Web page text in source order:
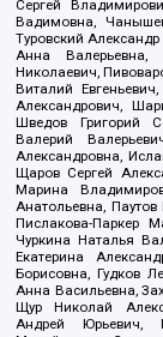
Сергей
Вадимовна,
Туровский
Анна
Николаевич,
Виталий
Александрович,
Шведов Григорий
Валерий
Александровна,
Щаров Сергей
Марина
Анатольевна,
Пислакова-Паркер
Чуркина Наталья
Екатерина
Борисовна, Гудков
Анна Васильевна,
Щур Николай
Андрей Юрьевич,